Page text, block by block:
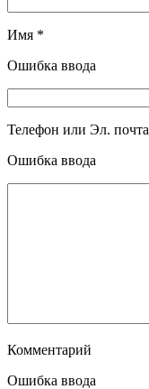
Имя *
Ошибка ввода
Телефон или Эл. почта
Ошибка ввода
Комментарий
Ошибка ввода